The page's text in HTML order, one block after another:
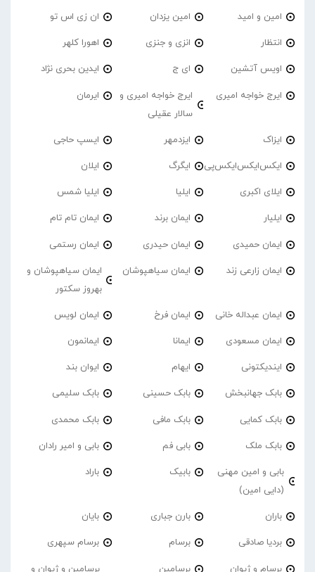
امین و امید امین یزدان ان زی اس تو
انتظار انزی و جنزی اهورا کلهر
اویس آتشین ای ج ایدین بحری نژاد
ایرج خواجه امیری
ایرج خواجه امیری و
سالار عقیلی
ایرمان
ایزاک ایزدمهر ایسپ حاجی
ایکس‌ایکس‌ایکس‌پی ایگرگ ایلان
ایلای اکبری ایلیا ایلیا شمس
ایلیار ایمان برند ایمان تام تام
ایمان حمیدی ایمان حیدری ایمان رستمی
ایمان زارعی زند ایمان سیاهپوشان
ایمان سیاهپوشان و
بهروز سکتور
ایمان عبداله خانی ایمان فرخ ایمان لویس
ایمان مسعودی ایمانا ایمانمون
ایندیکتونی ایهام ایوان بند
بابک جهانبخش بابک حسینی بابک سلیمی
بابک کمایی بابک مافی بابک محمدی
بابک ملک بابی فم بابی و امیر رادان
بابی و امین مهنی
(دایی امین)
بابیک باراد
باران بارن جباری بایان
بردیا صادقی برسام برسام سپهری
برسام و ژیوان برسامین
برسامین و ژیوان و